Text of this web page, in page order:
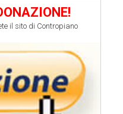
il sito di Contropiano